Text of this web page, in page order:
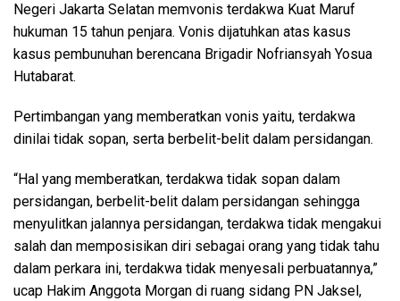
Negeri Jakarta Selatan memvonis terdakwa Kuat Maruf
hukuman 15 tahun penjara. Vonis dijatuhkan atas kasus
kasus pembunuhan berencana Brigadir Nofriansyah Yosua
Hutabarat.
Pertimbangan yang memberatkan vonis yaitu, terdakwa
dinilai tidak sopan, serta berbelit-belit dalam persidangan.
“Hal yang memberatkan, terdakwa tidak sopan dalam
persidangan, berbelit-belit dalam persidangan sehingga
menyulitkan jalannya persidangan, terdakwa tidak mengakui
salah dan memposisikan diri sebagai orang yang tidak tahu
dalam perkara ini, terdakwa tidak menyesali perbuatannya,”
ucap Hakim Anggota Morgan di ruang sidang PN Jaksel,